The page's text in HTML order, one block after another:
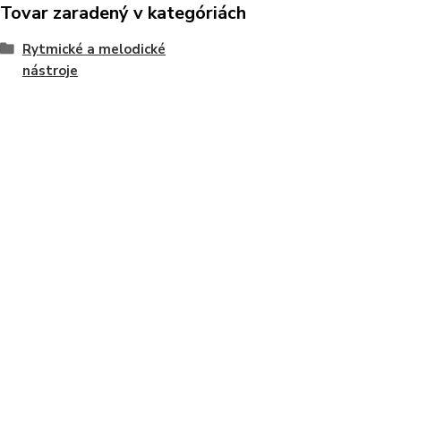
Tovar zaradený v kategóriách
Rytmické a melodické
nástroje